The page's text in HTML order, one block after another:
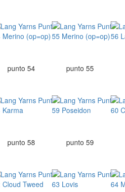
punto 54 punto 55
punto 58 punto 59